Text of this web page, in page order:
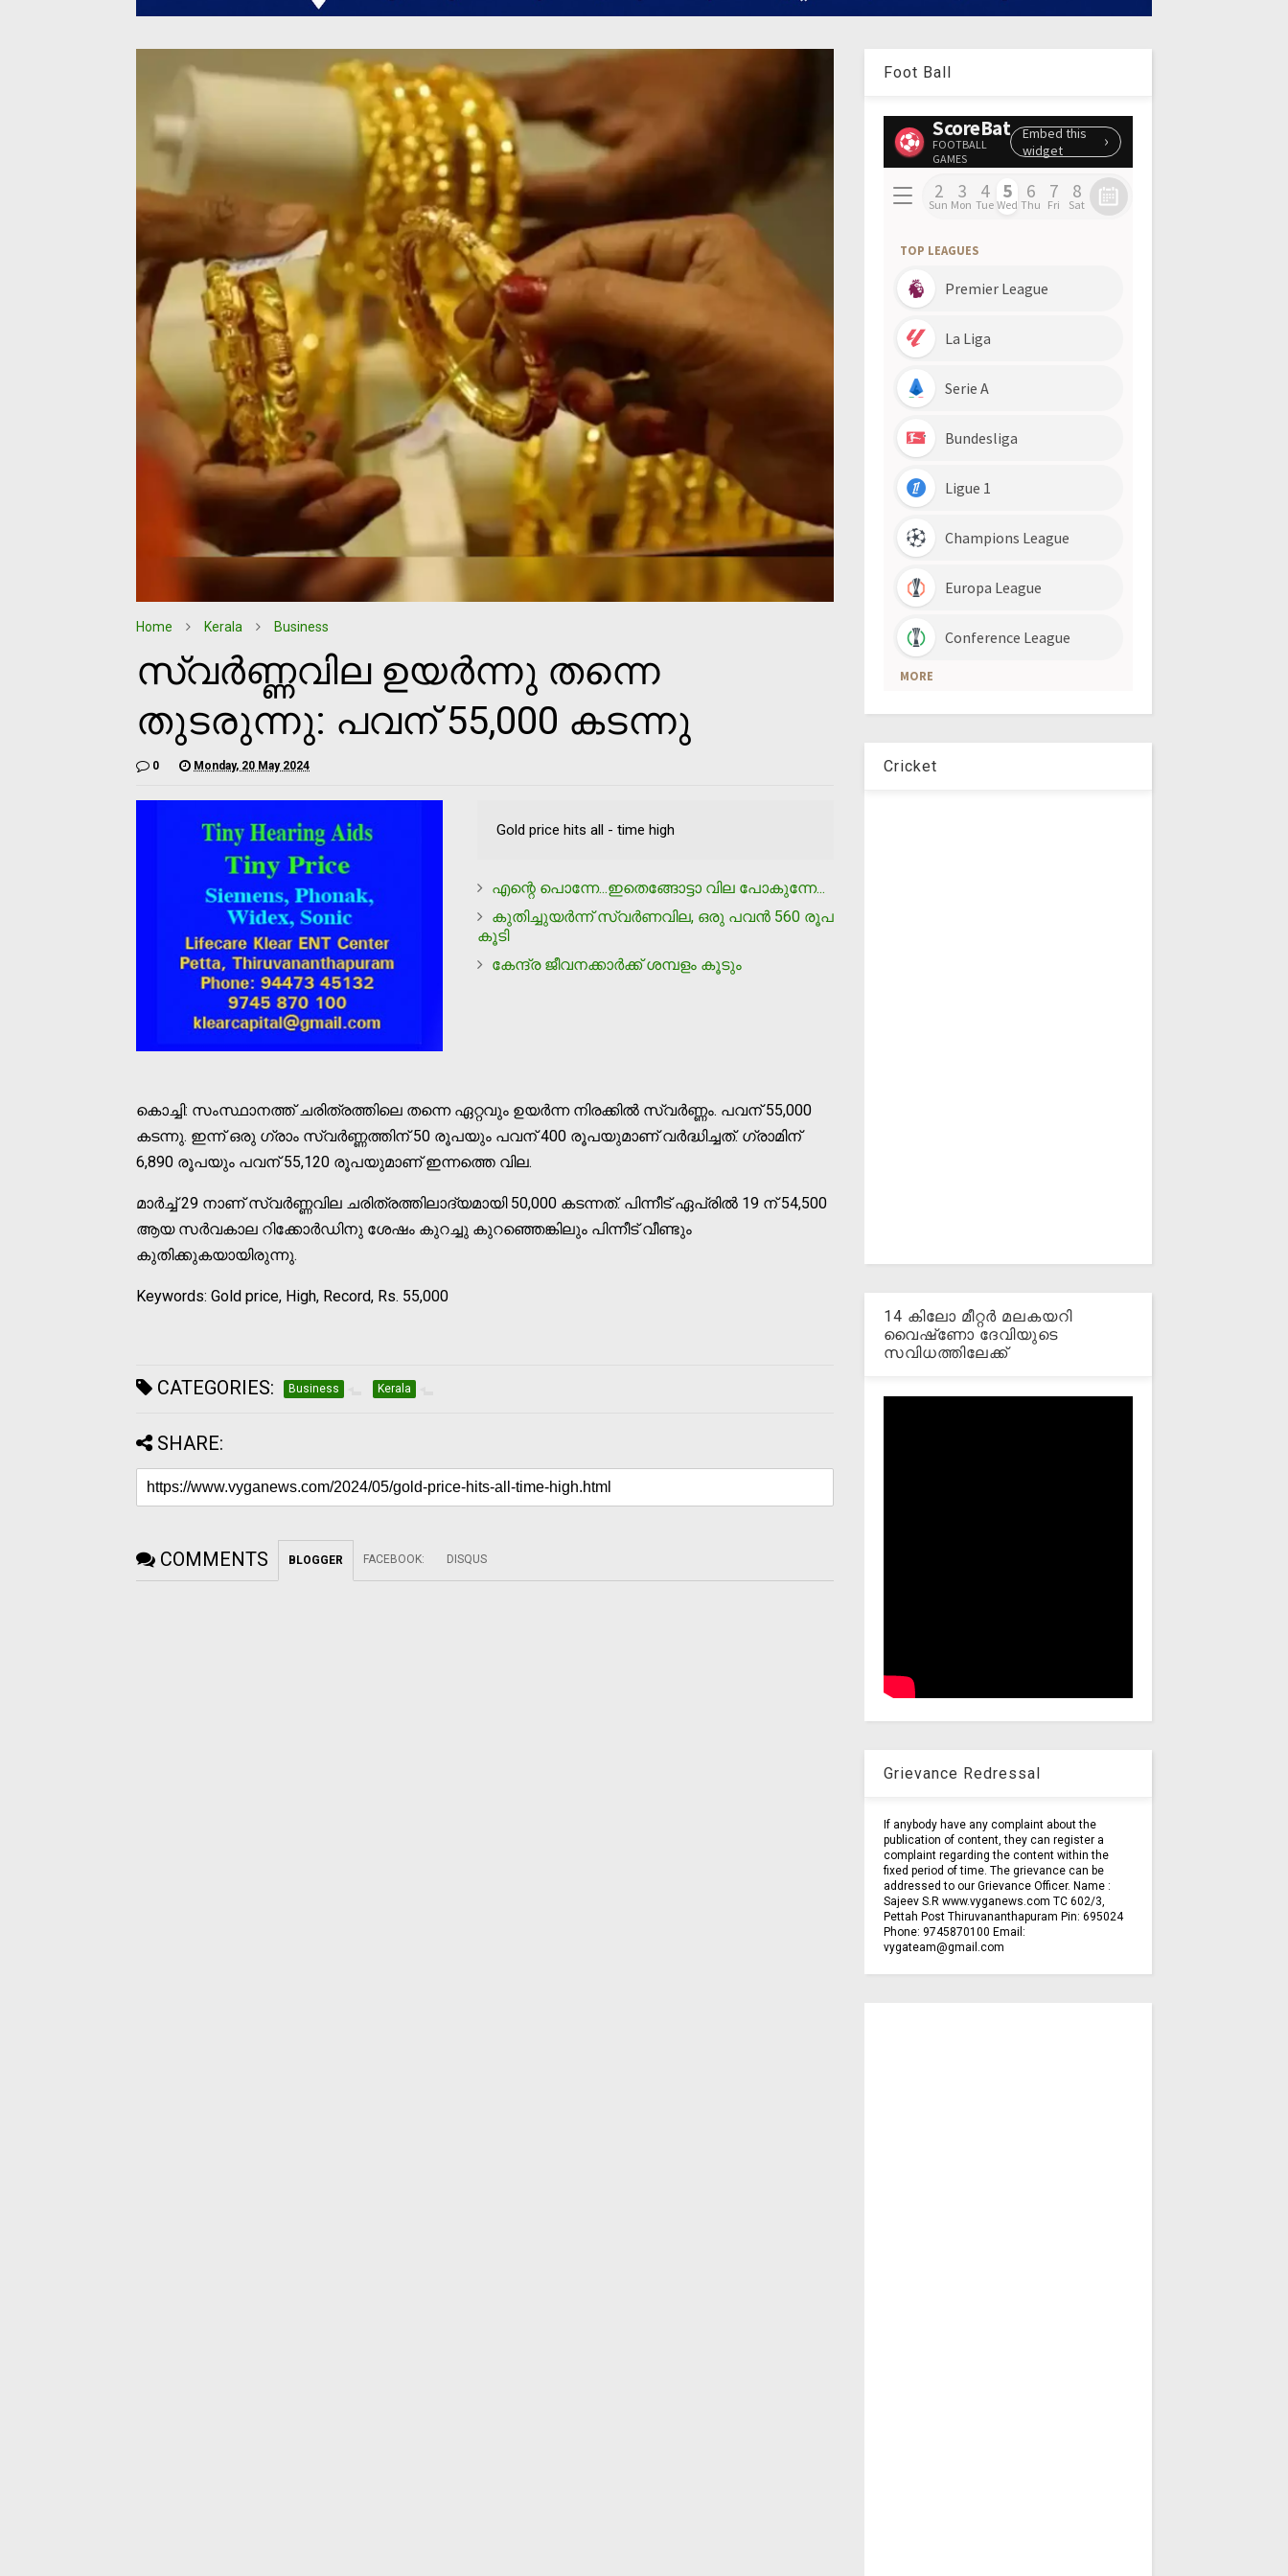
Home Kerala Business
സ്വര്‍ണ്ണവില ഉയര്‍ന്നു തന്നെ
തുടരുന്നു: പവന് 55,000 കടന്നു
0 Monday, 20 May 2024
Gold price hits all - time high
എന്റെ പൊന്നേ...ഇതെങ്ങോട്ടാ വില പോകുന്നേ...
കുതിച്ചുയര്‍ന്ന് സ്വര്‍ണവില, ഒരു പവന്‍ 560 രൂപ
കൂടി
കേന്ദ്ര ജീവനക്കാര്‍ക്ക് ശമ്പളം കൂടും
കൊച്ചി: സംസ്ഥാനത്ത് ചരിത്രത്തിലെ തന്നെ ഏറ്റവും ഉയര്‍ന്ന നിരക്കില്‍ സ്വര്‍ണ്ണം. പവന് 55,000
കടന്നു. ഇന്ന് ഒരു ഗ്രാം സ്വര്‍ണ്ണത്തിന് 50 രൂപയും പവന് 400 രൂപയുമാണ് വര്‍ദ്ധിച്ചത്. ഗ്രാമിന്
6,890 രൂപയും പവന് 55,120 രൂപയുമാണ് ഇന്നത്തെ വില.
മാര്‍ച്ച് 29 നാണ് സ്വര്‍ണ്ണവില ചരിത്രത്തിലാദ്യമായി 50,000 കടന്നത്. പിന്നീട് ഏപ്രില്‍ 19 ന് 54,500
ആയ സര്‍വകാല റിക്കോര്‍ഡിനു ശേഷം കുറച്ചു കുറഞ്ഞെങ്കിലും പിന്നീട് വീണ്ടും
കുതിക്കുകയായിരുന്നു.
Keywords: Gold price, High, Record, Rs. 55,000
CATEGORIES: Business Kerala
SHARE:
COMMENTS BLOGGER FACEBOOK: DISQUS
Foot Ball
Cricket
14 കിലോ മീറ്റര്‍ മലകയറി
വൈഷ്‌ണോ ദേവിയുടെ
സവിധത്തിലേക്ക്
Grievance Redressal
If anybody have any complaint about the
publication of content, they can register a
complaint regarding the content within the
fixed period of time. The grievance can be
addressed to our Grievance Officer. Name :
Sajeev S.R www.vyganews.com TC 602/3,
Pettah Post Thiruvananthapuram Pin: 695024
Phone: 9745870100 Email:
vygateam@gmail.com